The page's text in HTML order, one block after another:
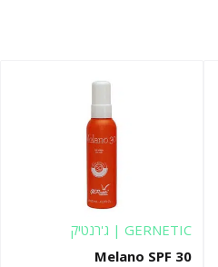
GERNETIC | ג'רנטיק
Melano SPF 30